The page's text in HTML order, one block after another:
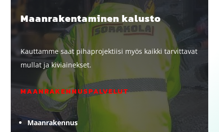
Maanrakentaminen kalusto
Kauttamme saat pihaprojektiisi myös kaikki tarvittavat
mullat ja kiviainekset.
MAANRAKENNUSPALVELUT
Maanrakennus